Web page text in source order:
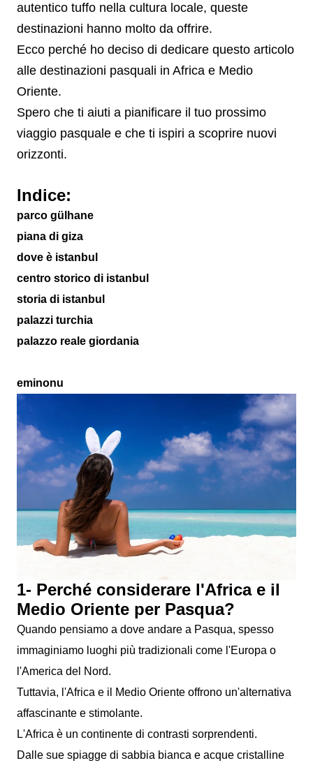
autentico tuffo nella cultura locale, queste
destinazioni hanno molto da offrire.
Ecco perché ho deciso di dedicare questo articolo
alle destinazioni pasquali in Africa e Medio
Oriente.
Spero che ti aiuti a pianificare il tuo prossimo
viaggio pasquale e che ti ispiri a scoprire nuovi
orizzonti.
Indice:
parco gülhane
piana di giza
dove è istanbul
centro storico di istanbul
storia di istanbul
palazzi turchia
palazzo reale giordania
eminonu
1- Perché considerare l'Africa e il
Medio Oriente per Pasqua?
Quando pensiamo a dove andare a Pasqua, spesso
immaginiamo luoghi più tradizionali come l'Europa o
l'America del Nord.
Tuttavia, l'Africa e il Medio Oriente offrono un'alternativa
affascinante e stimolante.
L'Africa è un continente di contrasti sorprendenti.
Dalle sue spiagge di sabbia bianca e acque cristalline